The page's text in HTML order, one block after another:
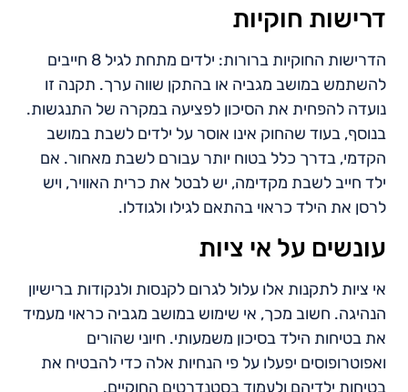
דרישות חוקיות
הדרישות החוקיות ברורות: ילדים מתחת לגיל 8 חייבים
להשתמש במושב מגביה או בהתקן שווה ערך. תקנה זו
נועדה להפחית את הסיכון לפציעה במקרה של התנגשות.
בנוסף, בעוד שהחוק אינו אוסר על ילדים לשבת במושב
הקדמי, בדרך כלל בטוח יותר עבורם לשבת מאחור. אם
ילד חייב לשבת מקדימה, יש לבטל את כרית האוויר, ויש
לרסן את הילד כראוי בהתאם לגילו ולגודלו.
עונשים על אי ציות
אי ציות לתקנות אלו עלול לגרום לקנסות ולנקודות ברישיון
הנהיגה. חשוב מכך, אי שימוש במושב מגביה כראוי מעמיד
את בטיחות הילד בסיכון משמעותי. חיוני שהורים
ואפוטרופוסים יפעלו על פי הנחיות אלה כדי להבטיח את
בטיחות ילדיהם ולעמוד בסטנדרטים החוקיים.